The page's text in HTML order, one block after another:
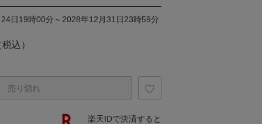
日19時00分～2028年12月31日23時59分
込）
売り切れ
楽天IDで決済すると